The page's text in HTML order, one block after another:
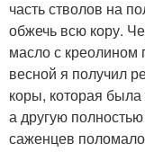
часть стволов на
обжечь всю кору.
масло с
весной я получил
коры, которая
а другую
саженцев